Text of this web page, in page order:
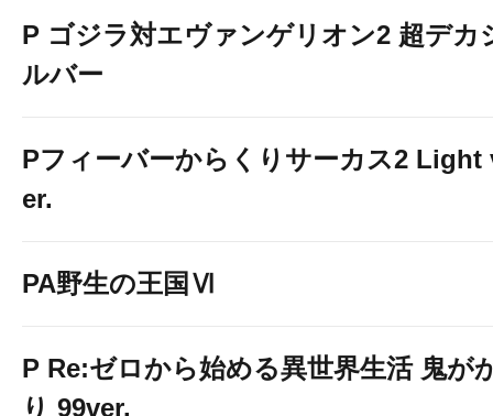
P ゴジラ対エヴァンゲリオン2 超デカ
ルバー
Pフィーバーからくりサーカス2 Light
er.
PA野生の王国Ⅵ
P Re:ゼロから始める異世界生活 鬼が
り 99ver.